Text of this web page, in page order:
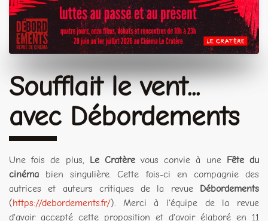
Soufflait le vent...
avec Débordements
Une fois de plus, Le Cratèrevous convie à une Fête du
cinéma bien singulière. Cette fois-ci en compagnie des
autrices et auteurs critiques de la revue Débordements
(https://debordements.fr/). Merci à l'équipe de la revue
d'avoir accepté cette proposition et d'avoir élaboré en 11